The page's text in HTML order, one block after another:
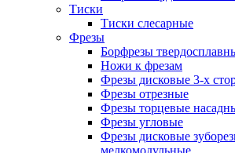
Тиски
Тиски слесарные
Фрезы
Борфрезы
Ножи к фрезам
Фрезы дисковые 3-х
Фрезы отрезные
Фрезы торцевые
Фрезы угловые
Фрезы дисковые
мелкомодульные